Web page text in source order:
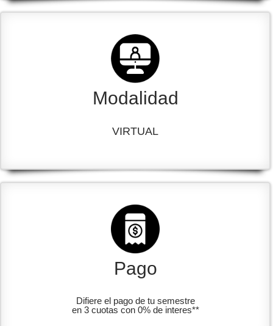
Modalidad
VIRTUAL
Pago
Difiere el pago de tu semestre
en 3 cuotas con 0% de interes**